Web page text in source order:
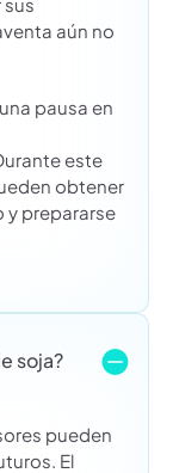
aún no
pausa en
este
obtener
y prepararse
soja?
pueden
El